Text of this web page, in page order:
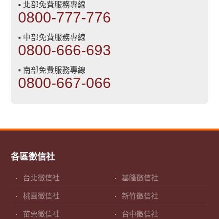
▪ 北部免費服務專線
0800-777-776
▪ 中部免費服務專線
0800-666-693
▪ 南部免費服務專線
0800-667-066
各區徵信社
台北徵信社 基隆徵信社
桃園徵信社 新竹徵信社
苗栗徵信社 台中徵信社